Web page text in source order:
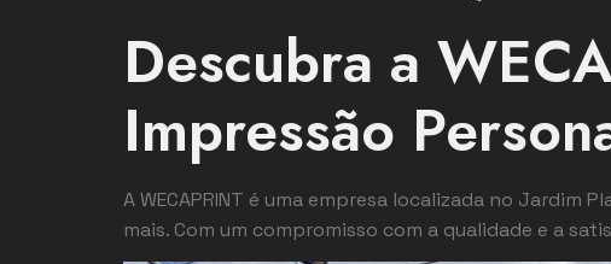
Descubra a
Impressão
A WECAPRINT é uma empresa localizada no Jardim
mais. Com um compromisso com a qualidade e a